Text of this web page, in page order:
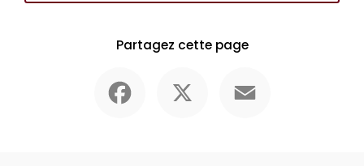
Partagez cette page